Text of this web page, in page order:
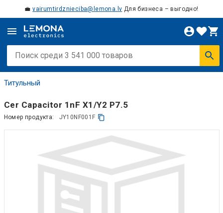
💼vairumtirdznieciba@lemona.lv Для бизнеса – выгодно!
Титульный
Cer Capacitor 1nF X1/Y2 P7.5
Номер продукта: JY10NF001F